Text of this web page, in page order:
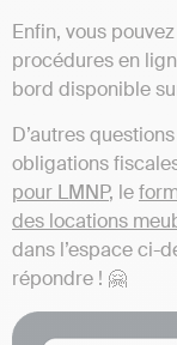
Enfin, vous
procédures en
bord disponible
D’autres
obligations
pour LMNP, le
des locations
dans l’espace ci-
répondre ! 🤗